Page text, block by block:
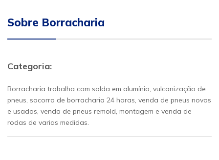
Sobre Borracharia
Categoria:
Borracharia trabalha com solda em alumínio, vulcanização de
pneus, socorro de borracharia 24 horas, venda de pneus novos
e usados, venda de pneus remold, montagem e venda de
rodas de varias medidas.